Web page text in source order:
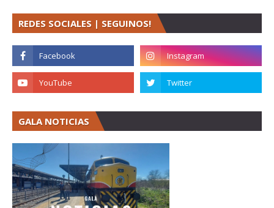
REDES SOCIALES | SEGUINOS!
GALA NOTICIAS